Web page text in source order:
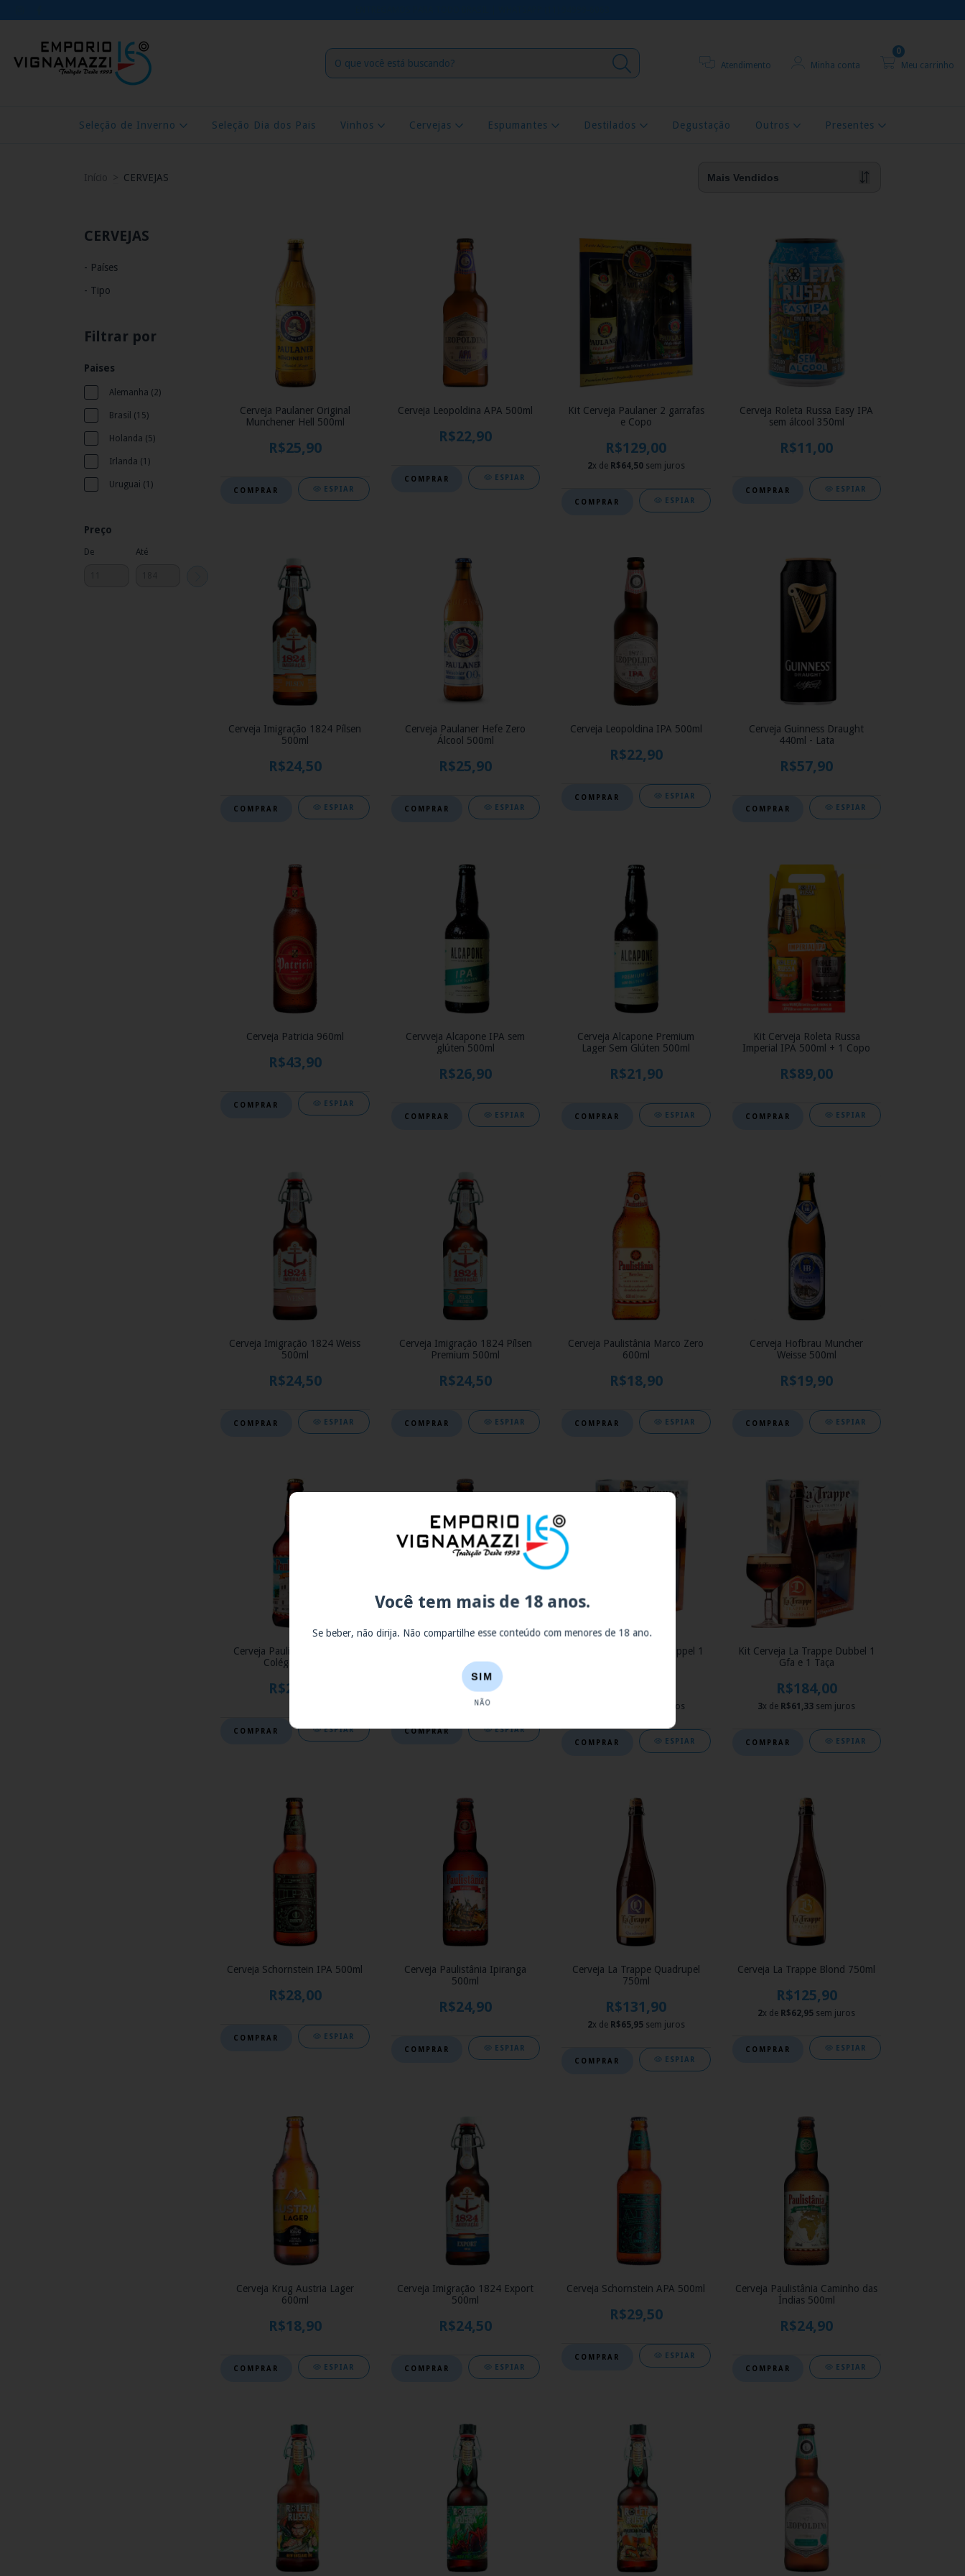
Atendimento Minha conta Meu carrinho
0
Seleção de Inverno Seleção Dia dos Pais Vinhos Cervejas Espumantes Destilados Degustação Outros Presentes
Início > CERVEJAS
CERVEJAS
- Países
- Tipo
Filtrar por
Paises
Alemanha (2)
Brasil (15)
Holanda (5)
Irlanda (1)
Uruguai (1)
Preço
De Até
Cerveja Paulaner Original
Munchener Hell 500ml
R$25,90
ESPIAR
Cerveja Leopoldina APA 500ml
R$22,90
ESPIAR
Kit Cerveja Paulaner 2 garrafas
e Copo
R$129,00
2x de R$64,50sem juros
ESPIAR
Cerveja Roleta Russa Easy IPA
sem álcool 350ml
R$11,00
ESPIAR
Cerveja Imigração 1824 Pílsen
500ml
R$24,50
ESPIAR
Cerveja Paulaner Hefe Zero
Álcool 500ml
R$25,90
ESPIAR
Cerveja Leopoldina IPA 500ml
R$22,90
ESPIAR
Cerveja Guinness Draught
440ml - Lata
R$57,90
ESPIAR
Cerveja Patricia 960ml
R$43,90
ESPIAR
Cervveja Alcapone IPA sem
glúten 500ml
R$26,90
ESPIAR
Cerveja Alcapone Premium
Lager Sem Glúten 500ml
R$21,90
ESPIAR
Kit Cerveja Roleta Russa
Imperial IPA 500ml + 1 Copo
R$89,00
ESPIAR
Cerveja Imigração 1824 Weiss
500ml
R$24,50
ESPIAR
Cerveja Imigração 1824 Pílsen
Premium 500ml
R$24,50
ESPIAR
Cerveja Paulistânia Marco Zero
600ml
R$18,90
ESPIAR
Cerveja Hofbrau Muncher
Weisse 500ml
R$19,90
ESPIAR
Cerveja Paulistânia Pátio do
Colégio 500ml
R$24,90
ESPIAR
500ml
R$19,90
ESPIAR
Kit Cerveja La Trappe Trippel 1
sem juros
ESPIAR
Kit Cerveja La Trappe Dubbel 1
Gfa e 1 Taça
R$184,00
3x de R$61,33 sem juros
ESPIAR
Cerveja Schornstein IPA 500ml
R$28,00
ESPIAR
Cerveja Paulistânia Ipiranga
500ml
R$24,90
ESPIAR
Cerveja La Trappe Quadrupel
750ml
R$131,90
2x de R$65,95sem juros
ESPIAR
Cerveja La Trappe Blond 750ml
R$125,90
2x de R$62,95 sem juros
ESPIAR
Cerveja Krug Austria Lager
600ml
R$18,90
ESPIAR
Cerveja Imigração 1824 Export
500ml
R$24,50
ESPIAR
Cerveja Schornstein APA 500ml
R$29,50
ESPIAR
Cerveja Paulistânia Caminho das
Índias 500ml
R$24,90
ESPIAR
Você tem mais de 18 anos.
Se beber, não dirija. Não compartilhe esse conteúdo com menores de 18 ano.
SIM
NÃO